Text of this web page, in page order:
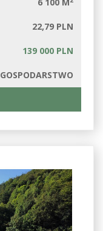
22,79 PLN
139 000 PLN
GOSPODARSTWO